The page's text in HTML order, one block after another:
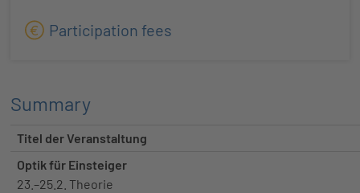
Participation fees
Summary
Titel der Veranstaltung
Optik für Einsteiger
23.–25.2. Theorie